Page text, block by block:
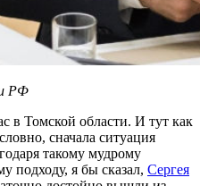
РФ
в Томской области. И тут как
сначала ситуация
такому мудрому
подходу, я бы сказал, Сергея